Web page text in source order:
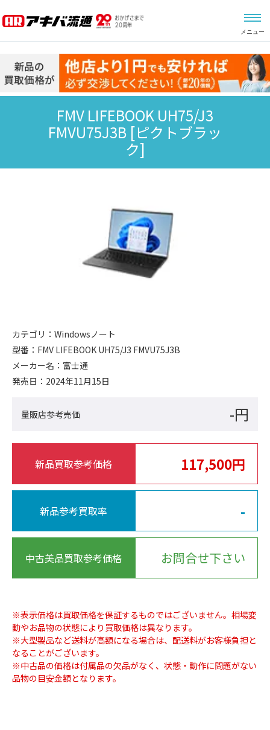
メニュー
FMV LIFEBOOK UH75/J3
FMVU75J3B [ピクトブラッ
ク]
カテゴリ： Windowsノート
型番： FMV LIFEBOOK UH75/J3 FMVU75J3B
メーカー名： 富士通
発売日： 2024年11月15日
量販店参考売価 -円
新品買取参考価格 117,500円
新品参考買取率 -
中古美品買取参考価格 お問合せ下さい
※表示価格は買取価格を保証するものではございません。相場変
動やお品物の状態により買取価格は異なります。
※大型製品など送料が高額になる場合は、配送料がお客様負担と
なることがございます。
※中古品の価格は付属品の欠品がなく、状態・動作に問題がない
品物の目安金額となります。